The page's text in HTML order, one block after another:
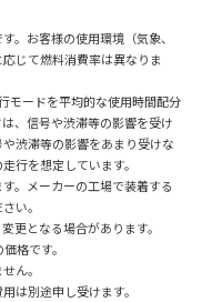
。お客様の使用環境（気象、
じて燃料消費率は異なりま
モードを平均的な使用時間配分
、信号や渋滞等の影響を受け
渋滞等の影響をあまり受けな
行を想定しています。
。メーカーの工場で装着する
い。
更となる場合があります。
格です。
ん。
は別途申し受けます。